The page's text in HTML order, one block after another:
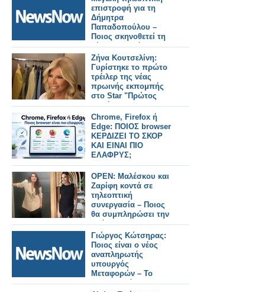
επιστροφή για τη
Δήμητρα
Παπαδοπούλου –
Ποιος σκηνοθετεί τη
νέα της σειρά
Ζήνα Κουτσελίνη:
Γυρίστηκε το πρώτο
τρέιλερ της νέας
πρωινής εκπομπής
στο Star "Πρώτος
Καφές"
Chrome, Firefox ή
Edge: ΠΟΙΟΣ browser
ΚΕΡΔΙΖΕΙ ΤΟ ΣΚΟΡ
ΚΑΙ ΕΙΝΑΙ ΠΙΟ
ΕΛΑΦΡΥΣ;
OPEN: Μαλέσκου και
Ζαρίφη κοντά σε
τηλεοπτική
συνεργασία – Ποιος
θα συμπληρώσει την
ομάδα;
Γιώργος Κώτσηρας:
Ποιος είναι ο νέος
αναπληρωτής
υπουργός
Μεταφορών – Το
βιογραφικό του.